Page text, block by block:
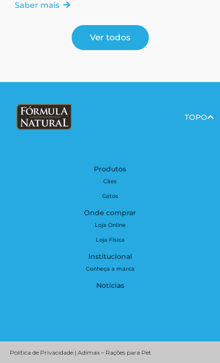
Saber mais
Ver todos
TOPO
Produtos
Cães
Gatos
Onde comprar
Loja Online
Loja Física
Institucional
Conheça a marca
Notícias
Política de Privacidade | Adimax – Rações para Pet